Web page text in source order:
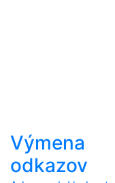
Výmena
odkazov